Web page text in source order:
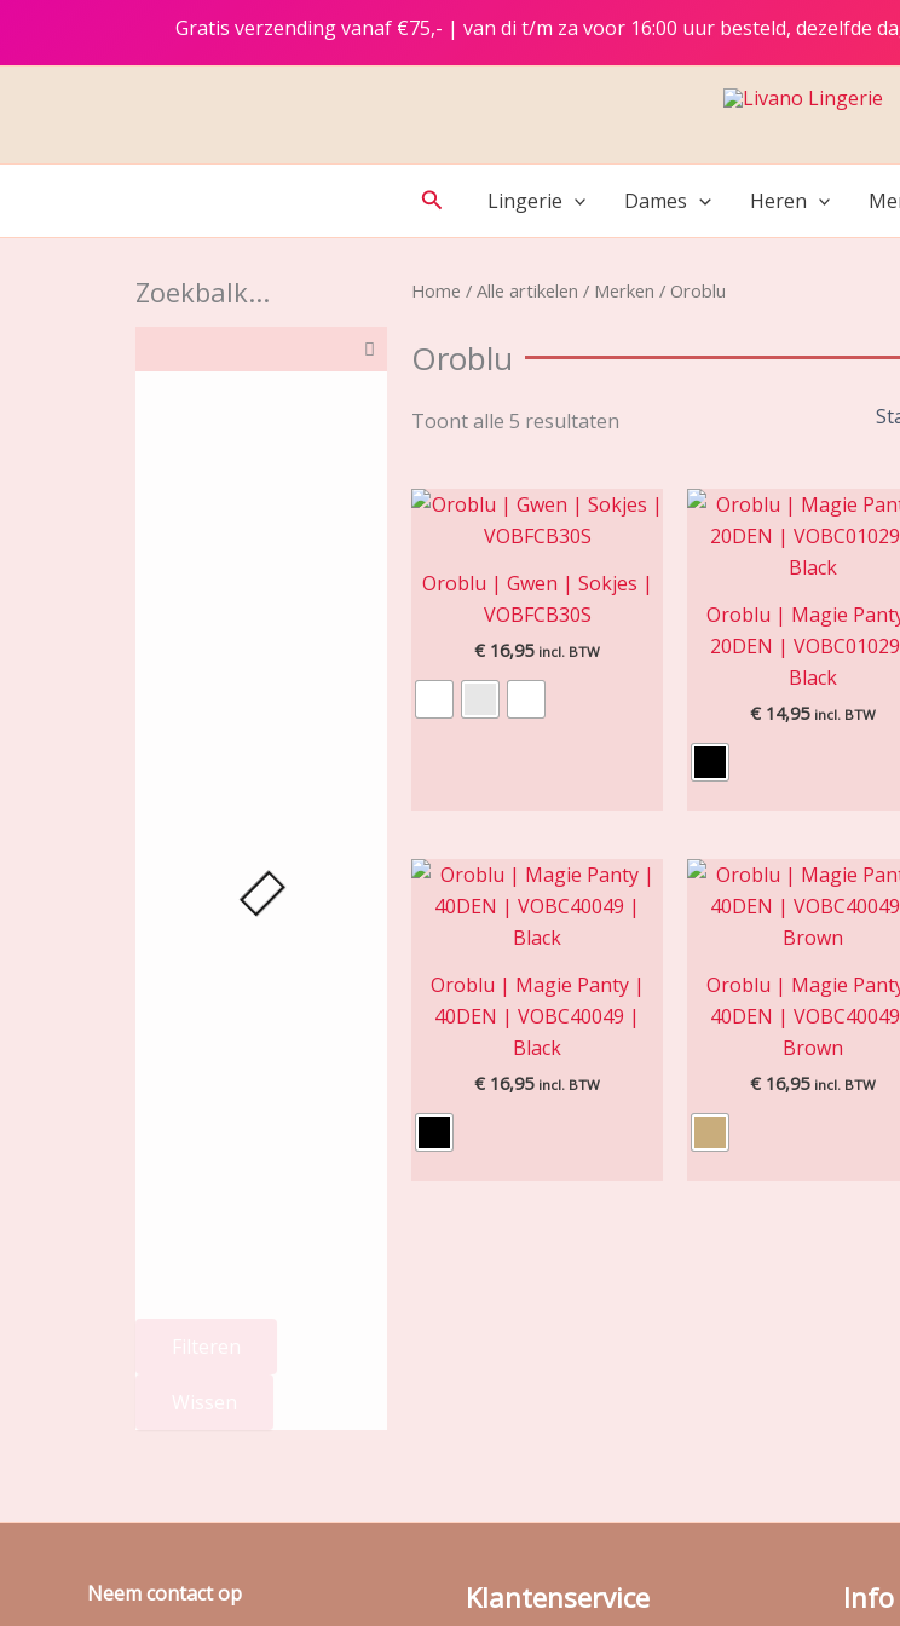
Gratis verzending vanaf €75,- | van di t/m za voor 16:00 uur besteld, dezelfde
ZoekenLingerie Dames Heren
Zoekbalk... Home / Alle artikelen / Merken / Oroblu
Oroblu
Toont alle 5 resultaten
Oroblu | Gwen | Sokjes |
VOBFCB30S
€ 16,95 incl. BTW
Oroblu | Magie
20DEN |
Black
€ 14,95 incl. BTW
Oroblu | Magie Panty |
40DEN | VOBC40049 |
Black
€ 16,95 incl. BTW
Oroblu | Magie
40DEN |
Brown
€ 16,95 incl. BTW
Neem contact op Klantenservice Info